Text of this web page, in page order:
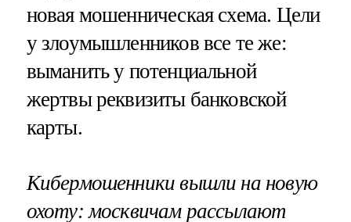
новая мошенническая схема. Цели
у злоумышленников все те же:
выманить у потенциальной
жертвы реквизиты банковской
карты.
Кибермошенники вышли на новую
охоту: москвичам рассылают